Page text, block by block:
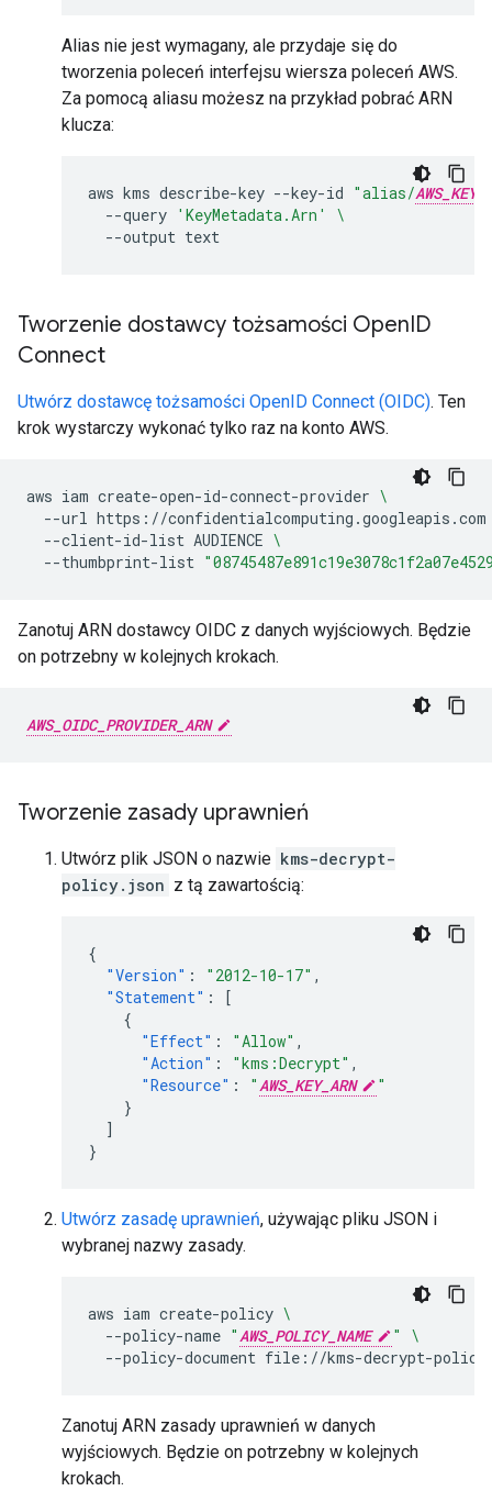
Alias nie jest wymagany, ale przydaje się do
tworzenia poleceń interfejsu wiersza poleceń AWS.
Za pomocą aliasu możesz na przykład pobrać ARN
klucza:
aws kms describe-key --key-id "alias/
--query 'KeyMetadata.Arn'
\
--output
Tworzenie dostawcy tożsamości OpenID
Connect
Utwórz dostawcę tożsamości OpenID Connect (OIDC). Ten
krok wystarczy wykonać tylko raz na konto AWS.
aws iam create-open-id-connect-provider \
--url https://confidentialcomputing.googleapis.com
--client-id-list AUDIENCE \
--thumbprint-list
Zanotuj ARN dostawcy OIDC z danych wyjściowych. Będzie
on potrzebny w kolejnych krokach.
AWS_OIDC_PROVIDER_ARN
Tworzenie zasady uprawnień
Utwórz plik JSON o nazwie kms-decrypt-
policy.json z tą zawartością:
{
"Version" : "2012-10-17" ,
"Statement" :
[
{
"Effect" : "Allow" ,
"Action" : "kms:Decrypt" ,
"Resource" : "AWS_KEY_ARN
"
}
]
}
Utwórz zasadę uprawnień, używając pliku JSON i
wybranej nazwy zasady.
aws iam create-policy \
--policy-name "AWS_POLICY_NAME "
\
--policy-document
Zanotuj ARN zasady uprawnień w danych
wyjściowych. Będzie on potrzebny w kolejnych
krokach.